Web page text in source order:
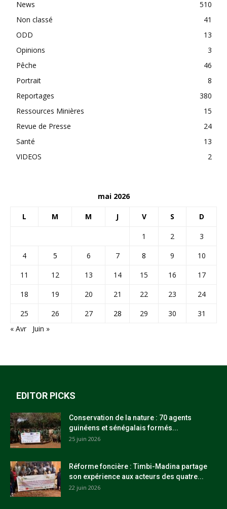
News
510
Non classé
41
ODD
13
Opinions
3
Pêche
46
Portrait
8
Reportages
380
Ressources Minières
15
Revue de Presse
24
Santé
13
VIDEOS
2
mai 2026
L M M J V S D
1 2
3
4
5 6 7 8 9
10
11
12 13 14 15 16
17
18
19 20 21 22 23
24
25
26 27 28 29 30
31
« Avr
Juin »
EDITOR PICKS
Conservation de la nature : 70 agents
guinéens et sénégalais formés...
25 juin 2026
Réforme foncière : Timbi-Madina partage
son expérience aux acteurs des quatre...
22 juin 2026